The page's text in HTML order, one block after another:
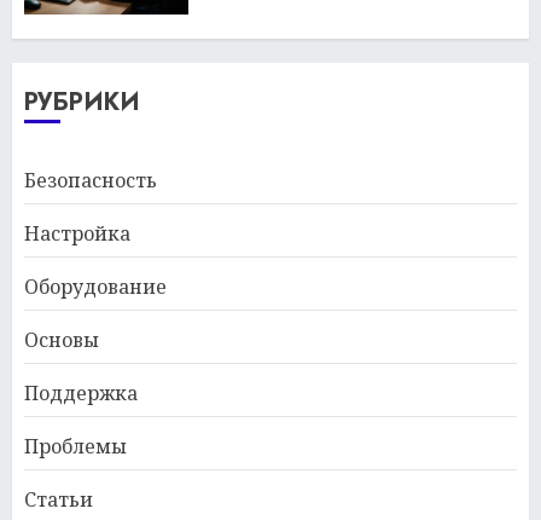
РУБРИКИ
Безопасность
Настройка
Оборудование
Основы
Поддержка
Проблемы
Статьи